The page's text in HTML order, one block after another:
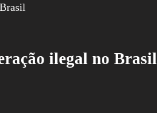
ilegal no Brasil